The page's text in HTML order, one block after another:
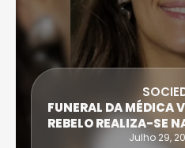
FUNERAL DA MÉDICA
REBELO REALIZA-SE
Julho 29,